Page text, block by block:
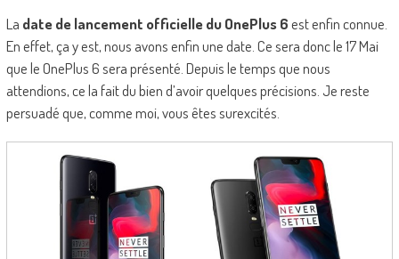
La date de lancement officielle du OnePlus 6est enfin connue.
En effet, ça y est, nous avons enfin une date. Ce sera donc le 17 Mai
que le OnePlus 6 sera présenté. Depuis le temps que nous
attendions, ce la fait du bien d’avoir quelques précisions. Je reste
persuadé que, comme moi, vous êtes surexcités.